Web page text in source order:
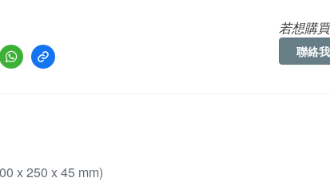
若想購
聯絡
x 250 x 45 mm)